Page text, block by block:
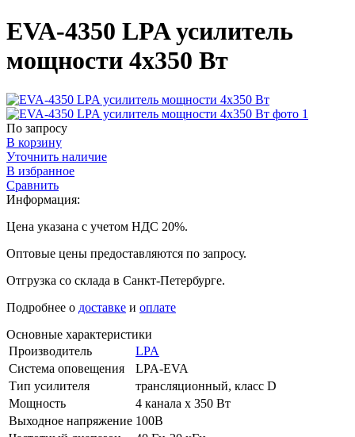
EVA-4350 LPA усилитель
мощности 4х350 Вт
По запросу
В корзину
Уточнить наличие
В избранное
Сравнить
Информация:
Цена указана с учетом НДС 20%.
Оптовые цены предоставляются по запросу.
Отгрузка со склада в Санкт-Петербурге.
Подробнее о доставке и оплате
Основные характеристики
Производитель
LPA
Система оповещения
LPA-EVA
Тип усилителя
трансляционный, класс D
Мощность
4 канала х 350 Вт
Выходное напряжение 100В